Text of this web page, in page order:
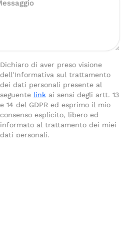
Dichiaro di aver preso visione
dell’Informativa sul trattamento
dei dati personali presente al
seguente linkai sensi degli artt. 13
e 14 del GDPR ed esprimo il mio
consenso esplicito, libero ed
informato al trattamento dei miei
dati personali.